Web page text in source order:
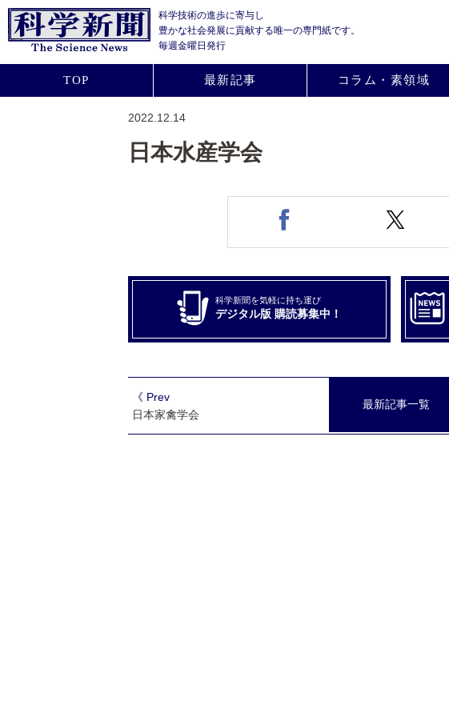
科学技術の進歩に寄与し
豊かな社会発展に貢献する唯一の専門紙です。
毎週金曜日発行
TOP 最新記事 コラム・素領域
2022.12.14
日本水産学会
科学新聞を気軽に持ち運び
デジタル版 購読募集中！
最新記事一覧
《 Prev
日本家禽学会